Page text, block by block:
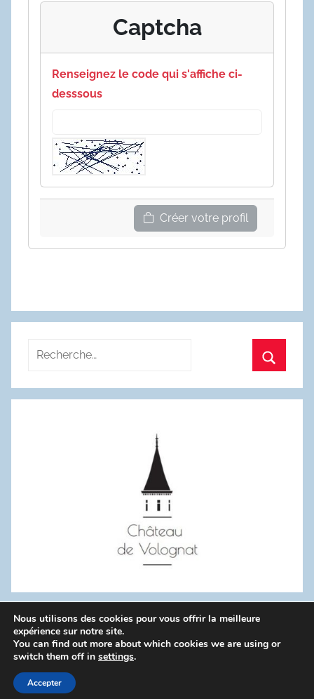
Captcha
Renseignez le code qui s'affiche ci-
desssous
Créer votre profil
Recherche
:
WordPress Theme: Donovan by ThemeZee.
Politique de confidentialité
Nous utilisons des cookies pour vous offrir la meilleure
expérience sur notre site.
You can find out more about which cookies we are using or
switch them off in settings.
Accepter